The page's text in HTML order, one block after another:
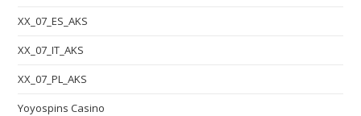
XX_07_ES_AKS
XX_07_IT_AKS
XX_07_PL_AKS
Yoyospins Casino